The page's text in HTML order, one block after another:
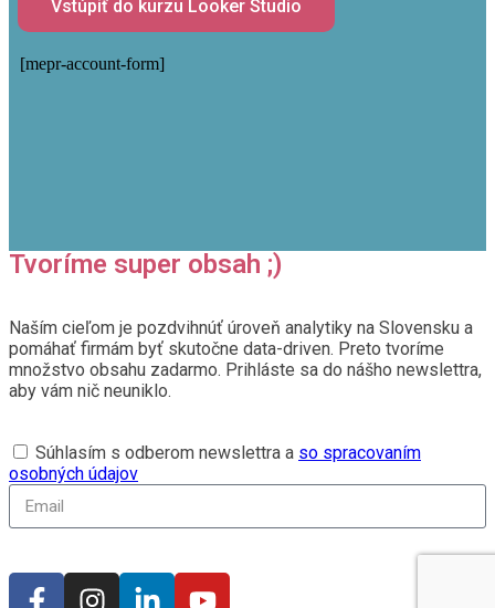
Vstúpiť do kurzu Looker Studio
[mepr-account-form]
Tvoríme super obsah ;)
Naším cieľom je pozdvihnúť úroveň analytiky na Slovensku a
pomáhať firmám byť skutočne data-driven. Preto tvoríme
množstvo obsahu zadarmo. Prihláste sa do nášho newslettra,
aby vám nič neuniklo.
Súhlasím s odberom newslettra a so spracovaním
osobných údajov